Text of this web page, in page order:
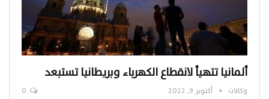
ألمانيا تتهيأ لانقطاع الكهرباء وبريطانيا تستبعد
وكالات أكتوبر 9, 2022